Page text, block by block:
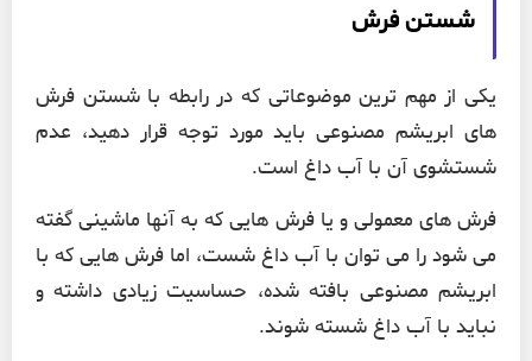
شستن فرش
یکی از مهم ترین موضوعاتی که در رابطه با شستن فرش
های ابریشم مصنوعی باید مورد توجه قرار دهید، عدم
شستشوی آن با آب داغ است.
فرش های معمولی و یا فرش هایی که به آنها ماشینی گفته
می شود را می توان با آب داغ شست، اما فرش هایی که با
ابریشم مصنوعی بافته شده، حساسیت زیادی داشته و
نباید با آب داغ شسته شوند.